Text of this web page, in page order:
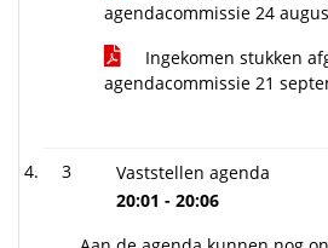
agendacommissie 24
Ingekomen stukken
agendacommissie 21
3
Vaststellen agenda
20:01 - 20:06